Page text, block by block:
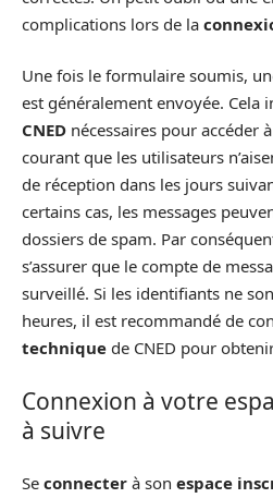
complications lors de la
Une fois le formulaire soumis,
est généralement envoyée. Cela
CNED nécessaires pour accéder à
courant que les utilisateurs
de réception dans les jours
certains cas, les messages
dossiers de spam. Par
s’assurer que le compte de
surveillé. Si les identifiants ne
heures, il est recommandé de
technique de CNED pour
Connexion à votre
à suivre
Se connecter à son espace